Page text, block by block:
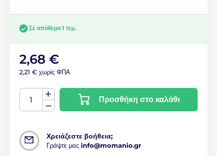
Σε απόθεμα 1 τεμ.
2,68 €
2,21 € χωρίς ΦΠΑ
Προσθήκη στο καλάθι
Χρειάζεστε βοήθεια;
Γράψτε μας info@momanio.gr